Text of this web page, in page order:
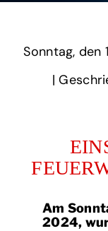
Sonntag,
‎|
Am
2024,